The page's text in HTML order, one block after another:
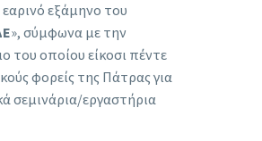
εξάμηνο του
», σύμφωνα με την
του οποίου είκοσι πέντε
φορείς της Πάτρας για
σεμινάρια/εργαστήρια